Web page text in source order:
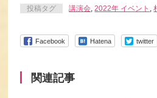
投稿タグ 講演会 ,2022年 イベント ,
Facebook Hatena twitter
関連記事